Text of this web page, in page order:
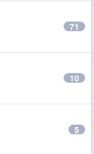
71
10
5